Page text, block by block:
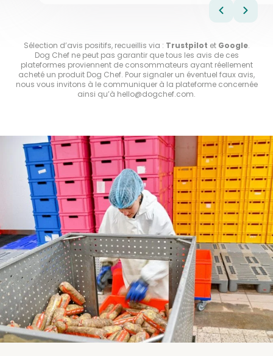
Sélection d’avis positifs, recueillis via : Trustpilot et Google.
Dog Chef ne peut pas garantir que tous les avis de ces
plateformes proviennent de consommateurs ayant réellement
acheté un produit Dog Chef. Pour signaler un éventuel faux avis,
nous vous invitons à le communiquer à la plateforme concernée
ainsi qu’à hello@dogchef.com.